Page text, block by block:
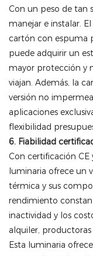
Con un peso de tan
manejar e instalar.
cartón con espuma
puede adquirir un
mayor protección y
viajan. Además, la
versión no
aplicaciones
flexibilidad
6. Fiabilidad
Con certificación CE
luminaria ofrece un
térmica y sus
rendimiento
inactividad y los
alquiler,
Esta luminaria